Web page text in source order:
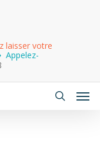
laisser votre
Appelez-